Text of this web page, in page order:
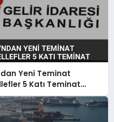
Yeni Teminat
5 Katı Teminat